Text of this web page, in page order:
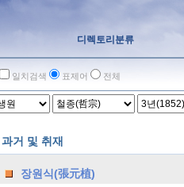
디렉토리분류
일치검색 표제어 전체
과거 및 취재
장원식(張元植)